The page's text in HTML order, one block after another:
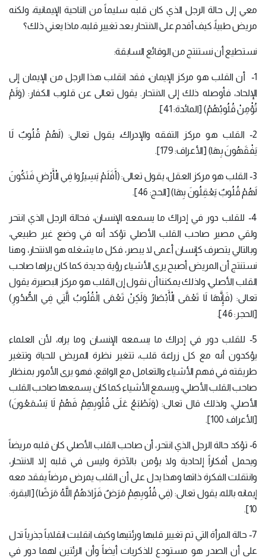
معي إلى حالة الرجل الذي كان قلبه سليماً من الناحية الإيمانية، ولكنه
مريض طبياً، كيف أقدم على الانتحار بعد تغيير قلبه، ماذا يعني ذلك؟
نستطيع أن نستنتج من الوقائع السابقة:
1- أن القلب هو مركز الإيمان، فقد انقلب هذا الرجل من الإيمان إلى
الإلحاد، فأوصله ذلك إلى الانتحار. يقول تعالى عن قلوب الكفار: (وَلَمْ
تُؤْمِنْ قُلُوبُهُمْ) [المائدة: 41].
2- القلب هو مركز التفقه والإدراك، يقول تعالى: (لَهُمْ قُلُوبٌ لَا
يَفْقَهُونَ بِهَا) [الأعراف: 179].
3- القلب هو مركز العقل، يقول تعالى: (أَفَلَمْ يَسِيرُوا فِي الْأَرْضِ فَتَكُونَ
لَهُمْ قُلُوبٌ يَعْقِلُونَ بِهَا) [الحج: 46].
4- للقلب دور في إدراك ما يسمعه الإنسان، فحالة الرجل الذي انتحر
ولقي مصير صاحب القلب الأصلي تؤكد أنه في وضع غير طبيعي،
وبالتالي يتصرف كإنسان أعمى لا يبصر، فكل ما يشغله هو الانتحار، وهنا
نستنتج أن المريض أصبح يرى الأشياء رؤية جديدة كما كان يراها صاحب
القلب الأصلي، ولذلك يمكننا أن نقول إن القلب هو مركز البصيرة، يقول
تعالى: (فَإِنَّهَا لَا تَعْمَى الْأَبْصَارُ وَلَكِنْ تَعْمَى الْقُلُوبُ الَّتِي فِي الصُّدُورِ)
[الحجر: 46].
5- للقلب دور في إدراك ما يسمعه الإنسان وما يراه، لأن العلماء
يؤكدون أنه مع كل زراعة قلب، تتغير نظرة المريض للحياة وتتغير
طريقته في فهم الأشياء والتعامل مع الواقع، فهو يرى الأمور بمنظار
صاحب القلب الأصلي، ويسمع الأشياء كما كان يسمعها صاحب القلب
الأصلي، ولذلك قال تعالى: (وَنَطْبَعُ عَلَى قُلُوبِهِمْ فَهُمْ لَا يَسْمَعُونَ)
[الأعراف: 100].
6- تؤكد حالة الرجل الذي انتحر، أن صاحب القلب الأصلي كان قلبه مريضاً
ويحمل أفكاراً إلحادية ولا يؤمن بالآخرة وليس في قلبه إلا الانتحار،
وانتقلت الفكرة ذاتها وهذا يدل على أن القلب يمرض مرضاً يفقد معه
إيمانه بالله، يقول تعالى: (فِي قُلُوبِهِمْ مَرَضٌ فَزَادَهُمُ اللَّهُ مَرَضًا) [البقرة:
10].
7- حالة المرأة التي تم تغيير قلبها ورئتيها وكيف انقلبت انقلاباً جذرياً تدل
على أن الصدر هو مستودع للذكريات أيضاً وأن الرئتين لهما دور في